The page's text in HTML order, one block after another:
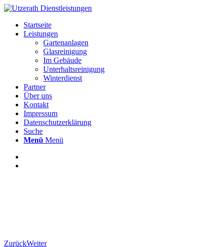
Startseite
Leistungen
Gartenanlagen
Glasreinigung
Im Gebäude
Unterhaltsreinigung
Winterdienst
Partner
Über uns
Kontakt
Impressum
Datenschutzerklärung
Suche
Menü Menü
ZurückWeiter